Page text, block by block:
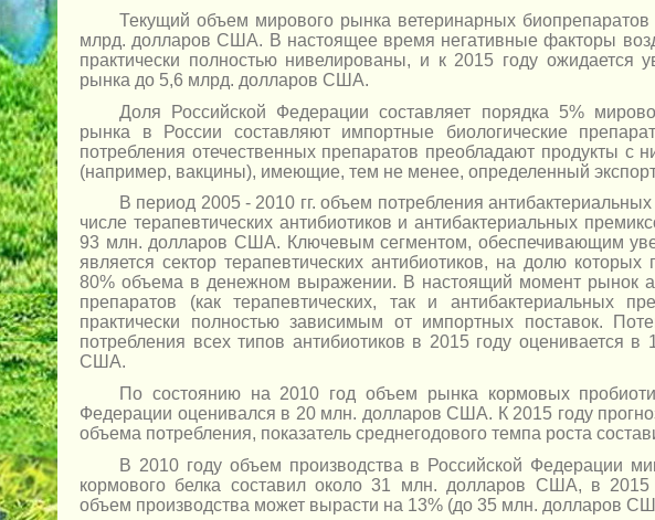
Текущий объем мирового рынка ветеринарных биопрепаратов
млрд. долларов США. В настоящее время негативные факторы
практически полностью нивелированы, и к 2015 году ожидается
рынка до 5,6 млрд. долларов США.
Доля Российской Федерации составляет порядка 5%
рынка в России составляют импортные биологические
потребления отечественных препаратов преобладают продукты с
(например, вакцины), имеющие, тем не менее, определенный
В период 2005 - 2010 гг. объем потребления
числе терапевтических антибиотиков и антибактериальных
93 млн. долларов США. Ключевым сегментом, обеспечивающим
является сектор терапевтических антибиотиков, на долю
80% объема в денежном выражении. В настоящий момент рынок
препаратов (как терапевтических, так и антибактериальных
практически полностью зависимым от импортных поставок.
потребления всех типов антибиотиков в 2015 году оценивается в
США.
По состоянию на 2010 год объем рынка кормовых
Федерации оценивался в 20 млн. долларов США. К 2015 году
объема потребления, показатель среднегодового темпа роста
В 2010 году объем производства в Российской Федерации
кормового белка составил около 31 млн. долларов США, в 2015
объем производства может вырасти на 13% (до 35 млн. долларов